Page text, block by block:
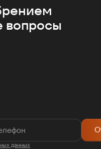
вопросы
данных